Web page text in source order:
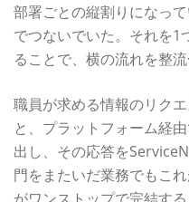
部署ごとの縦割りになっ
でつないでいた。それを1
ることで、横の流れを整流
職員が求める情報のリク
と、プラットフォーム経
出し、その応答を
門をまたいだ業務でもこ